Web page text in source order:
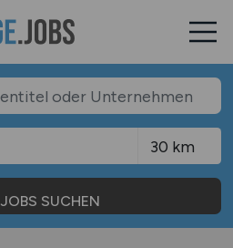
JOBS SUCHEN